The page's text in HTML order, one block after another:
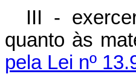
III -
quanto às
pela Lei nº